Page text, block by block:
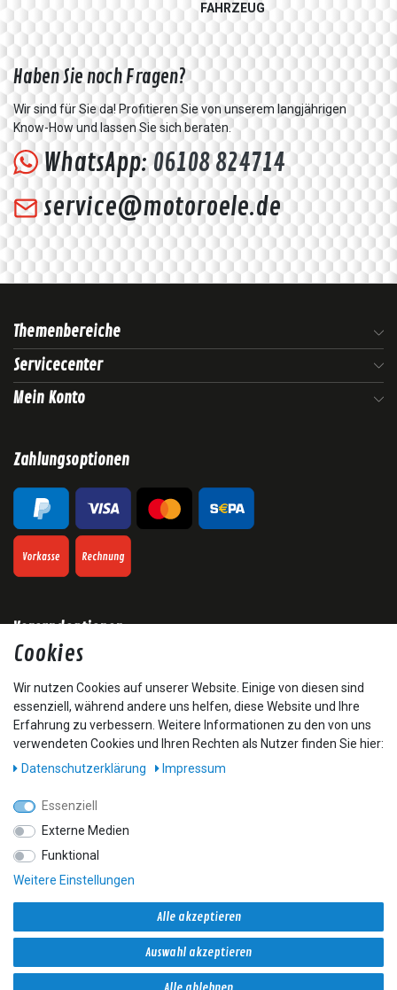
FAHRZEUG
Haben Sie noch Fragen?
Wir sind für Sie da! Profitieren Sie von unserem langjährigen
Know-How und lassen Sie sich beraten.
WhatsApp:06108 824714
service@motoroele.de
Themenbereiche
Servicecenter
Mein Konto
Zahlungsoptionen
Versandoptionen
* Alle Preise inkl. gesetzl. Mehrwertsteuer zzgl. Versandkosten und ggf.
Nachnahmegebühren, wenn nicht anders beschrieben
**Kostenfreier Versand ab € 50 Bestellwert nur innerhalb Deutschlands.
Datenschutzerklärung
Copyright © 2021 Deckenbach Mineralöl Groß- und Einzelhandel
GmbH. Alle Rechte vorbehalten.
Konzeption & Umsetzung
webimpact Gmbh
Cookies
Wir nutzen Cookies auf unserer Website. Einige von diesen sind
essenziell, während andere uns helfen, diese Website und Ihre
Erfahrung zu verbessern. Weitere Informationen zu den von uns
verwendeten Cookies und Ihren Rechten als Nutzer finden Sie hier:
Daten­schutz­erklärung
Impressum
Essenziell
Externe Medien
Funktional
Weitere Einstellungen
Alle akzeptieren
Auswahl akzeptieren